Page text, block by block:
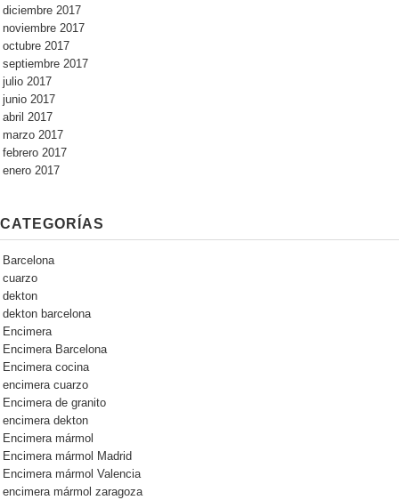
diciembre 2017
noviembre 2017
octubre 2017
septiembre 2017
julio 2017
junio 2017
abril 2017
marzo 2017
febrero 2017
enero 2017
CATEGORÍAS
Barcelona
cuarzo
dekton
dekton barcelona
Encimera
Encimera Barcelona
Encimera cocina
encimera cuarzo
Encimera de granito
encimera dekton
Encimera mármol
Encimera mármol Madrid
Encimera mármol Valencia
encimera mármol zaragoza